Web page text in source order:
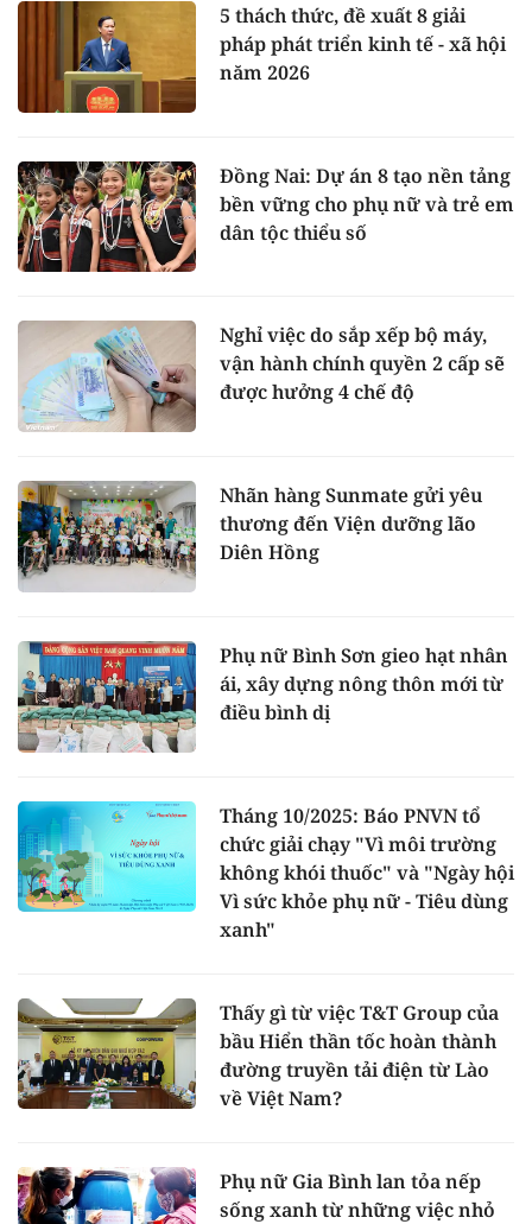
5 thách thức, đề xuất 8 giải
pháp phát triển kinh tế - xã hội
năm 2026
Đồng Nai: Dự án 8 tạo nền tảng
bền vững cho phụ nữ và trẻ em
dân tộc thiểu số
Nghỉ việc do sắp xếp bộ máy,
vận hành chính quyền 2 cấp sẽ
được hưởng 4 chế độ
Nhãn hàng Sunmate gửi yêu
thương đến Viện dưỡng lão
Diên Hồng
Phụ nữ Bình Sơn gieo hạt nhân
ái, xây dựng nông thôn mới từ
điều bình dị
Tháng 10/2025: Báo PNVN tổ
chức giải chạy "Vì môi trường
không khói thuốc" và "Ngày hội
Vì sức khỏe phụ nữ - Tiêu dùng
xanh"
Thấy gì từ việc T&T Group của
bầu Hiển thần tốc hoàn thành
đường truyền tải điện từ Lào
về Việt Nam?
Phụ nữ Gia Bình lan tỏa nếp
sống xanh từ những việc nhỏ